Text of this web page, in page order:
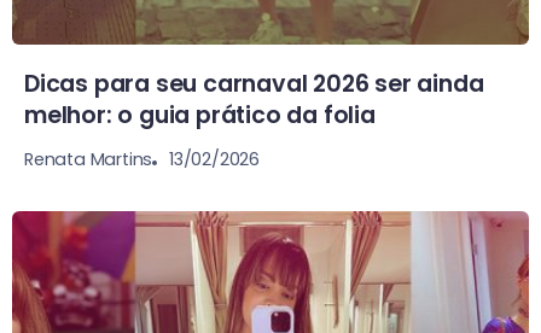
Dicas para seu carnaval 2026 ser ainda
melhor: o guia prático da folia
Renata Martins 13/02/2026